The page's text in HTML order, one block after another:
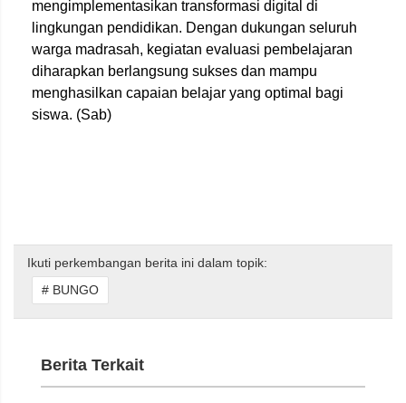
mengimplementasikan transformasi digital di
lingkungan pendidikan. Dengan dukungan seluruh
warga madrasah, kegiatan evaluasi pembelajaran
diharapkan berlangsung sukses dan mampu
menghasilkan capaian belajar yang optimal bagi
siswa. (Sab)
Ikuti perkembangan berita ini dalam topik:
# BUNGO
Berita Terkait